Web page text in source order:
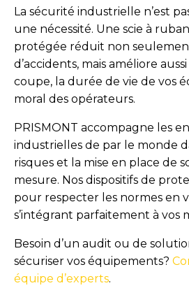
La sécurité industrielle n’est
une nécessité. Une scie à
protégée réduit non
d’accidents, mais améliore
coupe, la durée de vie de vos
moral des opérateurs.
PRISMONT accompagne les
industrielles de par le monde
risques et la mise en place de
mesure. Nos dispositifs de
pour respecter les normes en
s’intégrant parfaitement à vos
Besoin d’un audit ou de
sécuriser vos équipements?
équipe d’experts.